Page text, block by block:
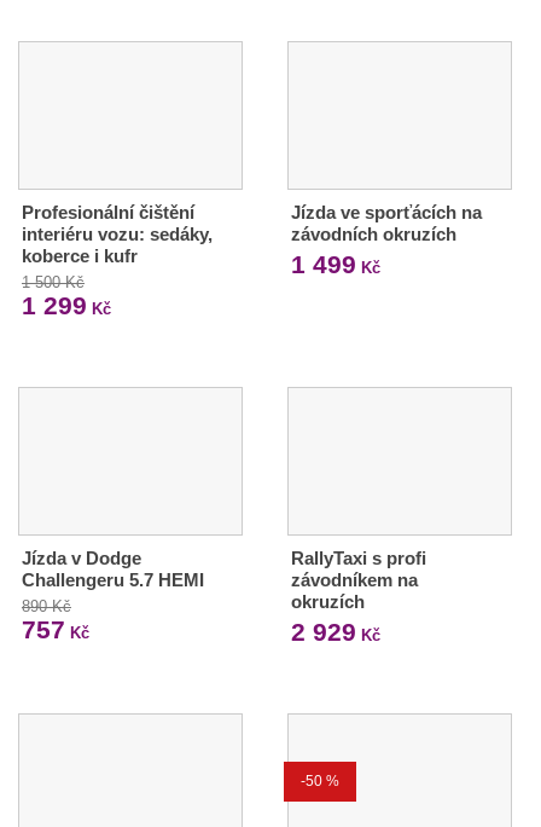
Profesionální čištění
interiéru vozu: sedáky,
koberce i kufr
1 500 Kč
1 299 Kč
Jízda ve sporťácích na
závodních okruzích
1 499 Kč
Jízda v Dodge
Challengeru 5.7 HEMI
890 Kč
757 Kč
RallyTaxi s profi
závodníkem na
okruzích
2 929 Kč
-50 %